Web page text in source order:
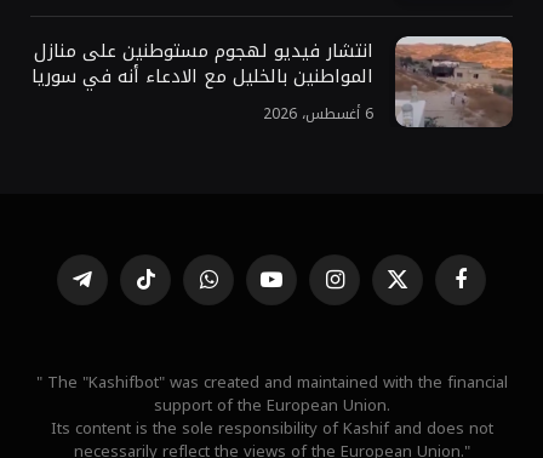
انتشار فيديو لهجوم مستوطنين على منازل
المواطنين بالخليل مع الادعاء أنه في سوريا
6 أغسطس، 2026
فيسبوك X
(Twitter)
الانستغراميوتيوب واتساب تيكتوك تيلقرام
" The "Kashifbot" was created and maintained with the financial
support of the European Union.
Its content is the sole responsibility of Kashif and does not
necessarily reflect the views of the European Union."